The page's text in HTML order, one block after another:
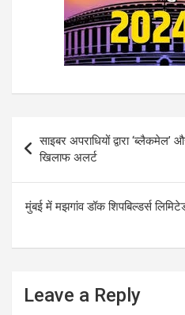
navigation
साइबर अपराधियों द्वारा
खिलाफ अलर्ट
मुंबई में मझगांव डॉक शिपबिल्डर्स
Leave a Reply